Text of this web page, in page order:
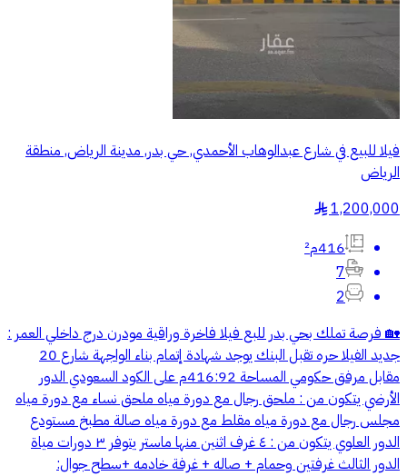
فيلا للبيع في شارع عبدالوهاب الأحمدي, حي بدر, مدينة الرياض, منطقة
الرياض
1,200,000
§
416م²
7
2
🏡 فرصة تملك بحي بدر للبع فيلا فاخرة وراقية مودرن درج داخلي العمر :
جديد الفيلا حره تقبل البنك يوجد شهادة إتمام بناء الواجهة شارع 20
مقابل مرفق حكومي المساحة 416:92م على الكود السعودي الدور
الأرضي يتكون من : ملحق رجال مع دورة مياه ملحق نساء مع دورة مياه
مجلس رجال مع دورة مياه مقلط مع دورة مياه صالة مطبخ مستودع
الدور العلوي يتكون من : ٤ غرف اثنين منها ماستر يتوفر ٣ دورات مياة
الدور الثالث غرفتين وحمام + صاله + غرفة خادمه +سطح جوال: